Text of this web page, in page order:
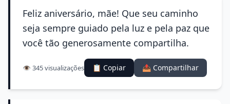
Feliz aniversário, mãe! Que seu caminho
seja sempre guiado pela luz e pela paz que
você tão generosamente compartilha.
👁️ 345 visualizações 📋 Copiar 📤 Compartilhar